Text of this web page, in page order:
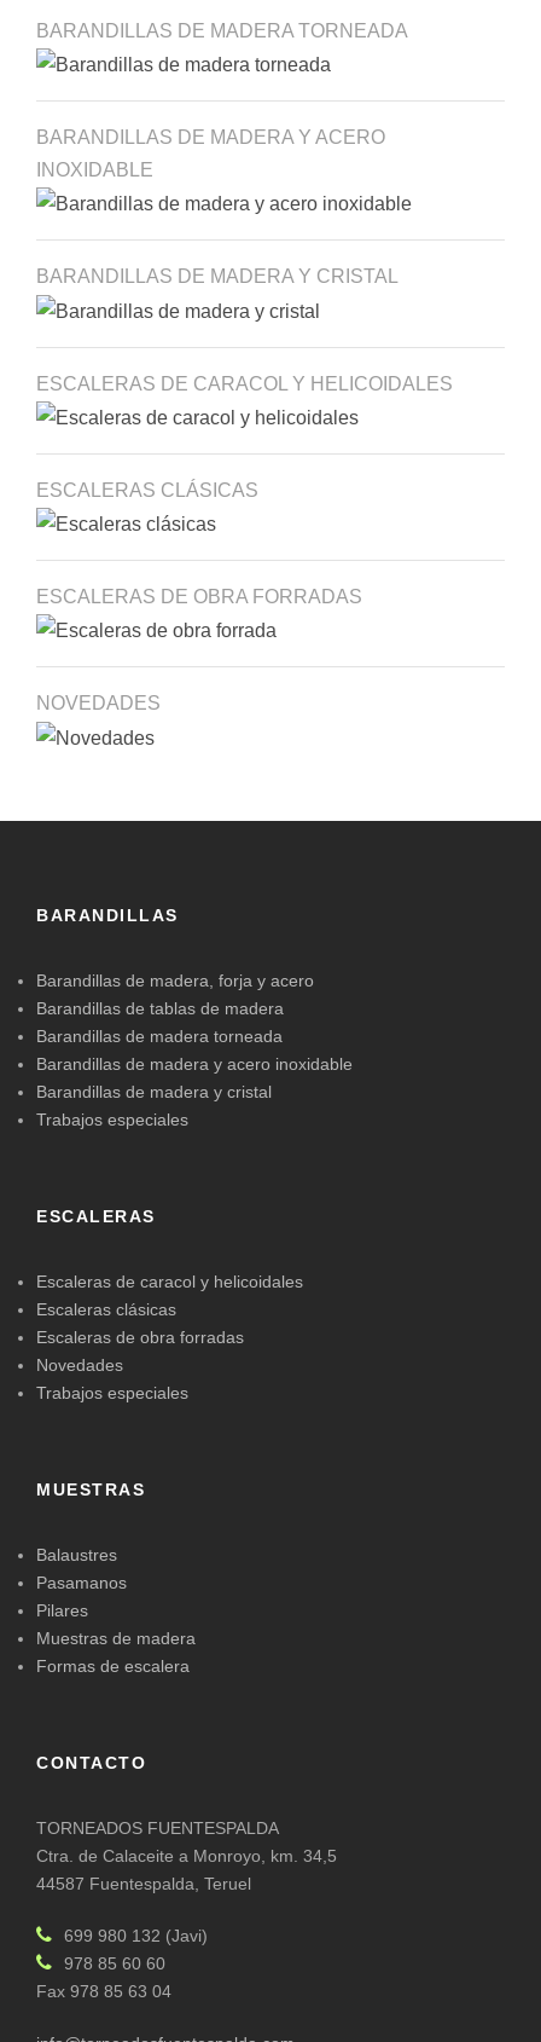
BARANDILLAS DE MADERA TORNEADA
BARANDILLAS DE MADERA Y ACERO
INOXIDABLE
BARANDILLAS DE MADERA Y CRISTAL
ESCALERAS DE CARACOL Y HELICOIDALES
ESCALERAS CLÁSICAS
ESCALERAS DE OBRA FORRADAS
NOVEDADES
BARANDILLAS
Barandillas de madera, forja y acero
Barandillas de tablas de madera
Barandillas de madera torneada
Barandillas de madera y acero inoxidable
Barandillas de madera y cristal
Trabajos especiales
ESCALERAS
Escaleras de caracol y helicoidales
Escaleras clásicas
Escaleras de obra forradas
Novedades
Trabajos especiales
MUESTRAS
Balaustres
Pasamanos
Pilares
Muestras de madera
Formas de escalera
CONTACTO
TORNEADOS FUENTESPALDA
Ctra. de Calaceite a Monroyo, km. 34,5
44587 Fuentespalda, Teruel
699 980 132 (Javi)
978 85 60 60
Fax 978 85 63 04